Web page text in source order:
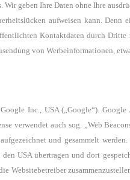
geben Ihre Daten ohne Ihre
aufweisen kann.
Kontaktdaten durch
von Werbeinformationen,
Inc., USA („Google“). Google
verwendet auch sog. „Web
ufgezeichnet und gesammelt
den USAübertragen und dort
Websitebetreiber